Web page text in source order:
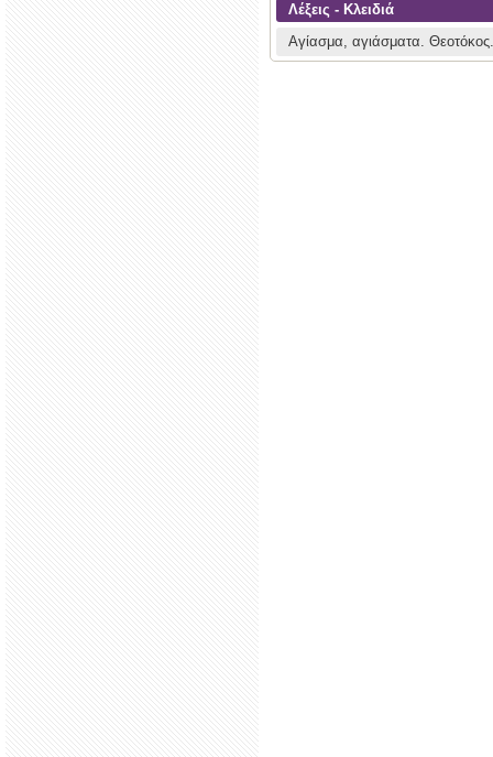
Λέξεις - Κλειδιά
Αγίασμα, αγιάσματα.